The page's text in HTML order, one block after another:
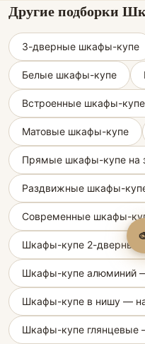
Другие подборки
3-дверные шкафы-купе
Белые шкафы-купе
Встроенные шкафы-купе
Матовые шкафы-купе
Прямые шкафы-купе на
Раздвижные шкафы-
Современные шкафы-
Шкафы-купе 2-дверные
Шкафы-купе алюминий
Шкафы-купе в нишу —
Шкафы-купе глянцевые